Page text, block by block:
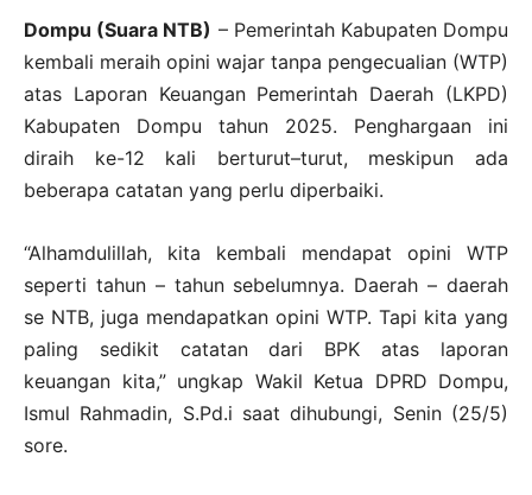
Dompu (Suara NTB) – Pemerintah Kabupaten Dompu
kembali meraih opini wajar tanpa pengecualian (WTP)
atas Laporan Keuangan Pemerintah Daerah (LKPD)
Kabupaten Dompu tahun 2025. Penghargaan ini
diraih ke-12 kali berturut–turut, meskipun ada
beberapa catatan yang perlu diperbaiki.
“Alhamdulillah, kita kembali mendapat opini WTP
seperti tahun – tahun sebelumnya. Daerah – daerah
se NTB, juga mendapatkan opini WTP. Tapi kita yang
paling sedikit catatan dari BPK atas laporan
keuangan kita,” ungkap Wakil Ketua DPRD Dompu,
Ismul Rahmadin, S.Pd.i saat dihubungi, Senin (25/5)
sore.